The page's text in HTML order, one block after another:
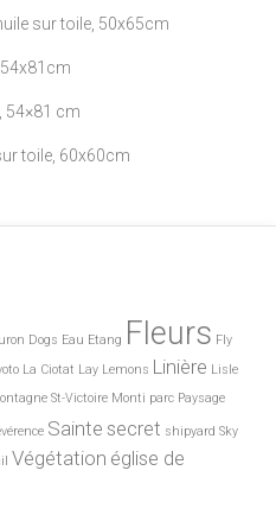
sur toile, 50x65cm
54×81 cm
toile, 60x60cm
Dogs Eau Etang Fleurs Fly
La Ciotat Lay Lemons Linière Lisle
St-Victoire Monti parc Paysage
Sainte secret shipyard Sky
Végétation église de